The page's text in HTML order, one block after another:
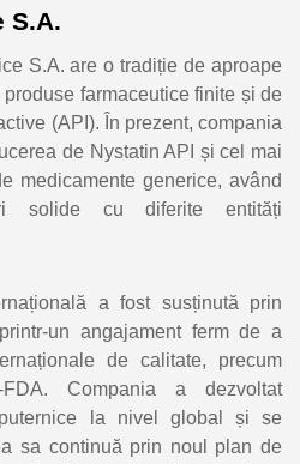
S.A.
S.A. are o tradiție de aproape
farmaceutice finite și de
(API). În prezent, compania
de Nystatin API și cel mai
medicamente generice, având
solide cu diferite entități
a fost susținută prin
un angajament ferm de a
de calitate, precum
Compania a dezvoltat
la nivel global și se
sa continuă prin noul plan de